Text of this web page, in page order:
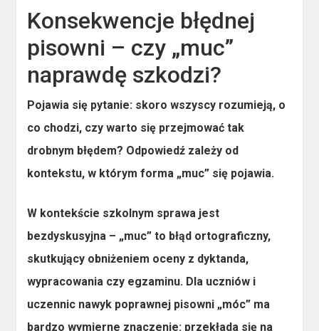
Konsekwencje błędnej
pisowni – czy „muc”
naprawdę szkodzi?
Pojawia się pytanie: skoro wszyscy rozumieją, o
co chodzi, czy warto się przejmować tak
drobnym błędem? Odpowiedź zależy od
kontekstu, w którym forma „muc” się pojawia.
W kontekście szkolnym sprawa jest
bezdyskusyjna – „muc” to błąd ortograficzny,
skutkujący obniżeniem oceny z dyktanda,
wypracowania czy egzaminu. Dla uczniów i
uczennic nawyk poprawnej pisowni „móc” ma
bardzo wymierne znaczenie: przekłada się na